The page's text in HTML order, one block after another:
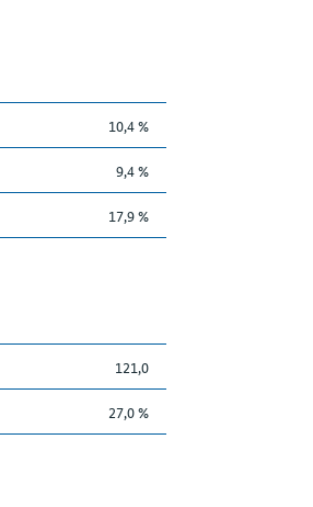
10,4 %
9,4 %
17,9 %
121,0
27,0 %